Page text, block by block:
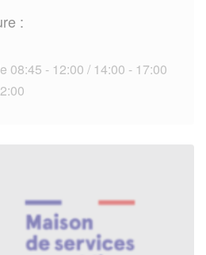
:
08:45 - 12:00 / 14:00 - 17:00